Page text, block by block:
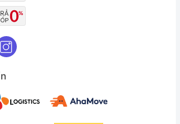
lạnh)
hiệu quả:
40 đến 60m³)
(được đo trong phòng thí nghiệm):